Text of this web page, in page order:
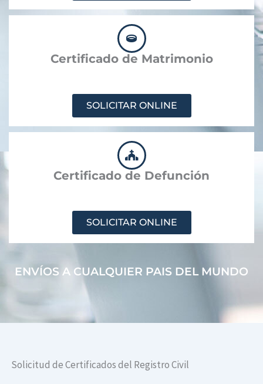
Certificado de Matrimonio
SOLICITAR ONLINE
Certificado de Defunción
SOLICITAR ONLINE
ENVÍOS A CUALQUIER PAIS DEL MUNDO
Solicitud de Certificados del Registro Civil